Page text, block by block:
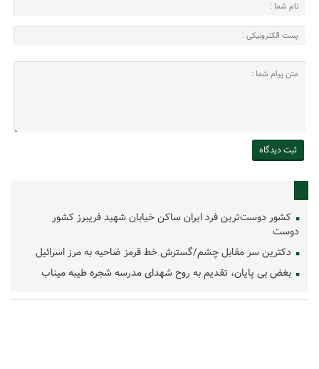
کشور دوست‌ترین فرد ایران ساکن خیابان شهید فریبرز کشور
دوست
دکترین سر مقابل چشم/گسترش خط قرمز ضاحیه به مرز اسرائیل
بغض بی پایان، تقدیم به روح شهدای مدرسه شجره طیبه میناب